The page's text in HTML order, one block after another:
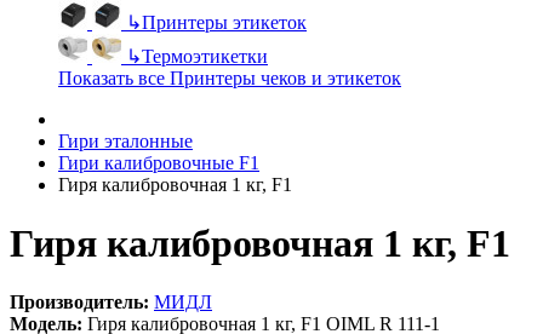
↳Принтеры этикеток
↳Термоэтикетки
Показать все Принтеры чеков и этикеток
Гири эталонные
Гири калибровочные F1
Гиря калибровочная 1 кг, F1
Гиря калибровочная 1 кг, F1
Производитель: МИДЛ
Модель: Гиря калибровочная 1 кг, F1 OIML R 111-1